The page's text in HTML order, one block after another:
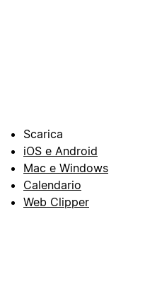
Scarica
iOS e Android
Mac e Windows
Calendario
Web Clipper